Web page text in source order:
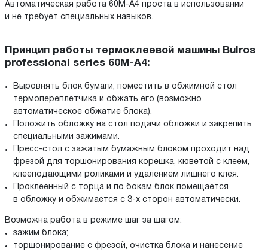
Автоматическая работа 60M-A4 проста в использовании
и не требует специальных навыков.
Принцип работы термоклеевой машины Bulros
professional series 60M-A4:
Выровнять блок бумаги, поместить в обжимной стол
термопереплетчика и обжать его (возможно
автоматическое обжатие блока).
Положить обложку на стол подачи обложки и закрепить
специальными зажимами.
Пресс-стол с зажатым бумажным блоком проходит над
фрезой для торшонирования корешка, кюветой с клеем,
клееподающими роликами и удалением лишнего клея.
Проклеенный с торца и по бокам блок помещается
в обложку и обжимается с 3-х сторон автоматически.
Возможна работа в режиме шаг за шагом:
зажим блока;
торшонирование с фрезой, очистка блока и нанесение